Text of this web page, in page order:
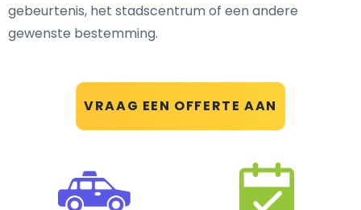
VRAAG EEN OFFERTE AAN
gebeurtenis, het stadscentrum of een andere
gewenste bestemming.